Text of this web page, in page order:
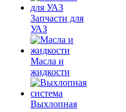
Запчасти для
УАЗ
Масла и
жидкости
Выхлопная